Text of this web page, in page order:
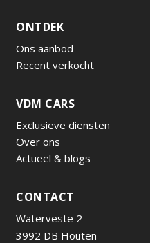
ONTDEK
Ons aanbod
Recent verkocht
VDM CARS
Exclusieve diensten
Over ons
Actueel & blogs
CONTACT
Waterveste 2
3992 DB Houten